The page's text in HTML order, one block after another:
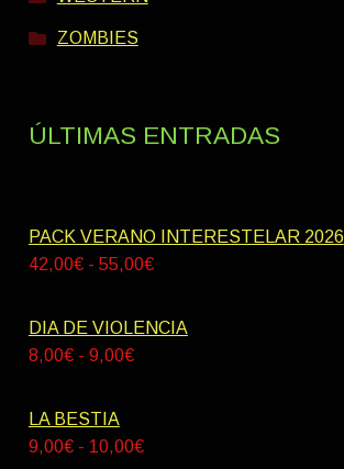
ZOMBIES
ÚLTIMAS ENTRADAS
PACK VERANO INTERESTELAR 2026
42,00€ - 55,00€Rango
precios:
DIA DE VIOLENCIA
8,00€ - 9,00€Rango
desde
LA BESTIA
9,00€ - 10,00€Rango